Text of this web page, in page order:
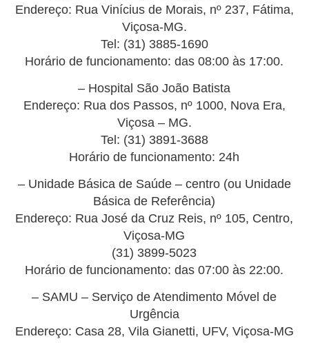
Endereço: Rua Vinícius de Morais, nº 237, Fátima,
Viçosa-MG.
Tel: (31) 3885-1690
Horário de funcionamento: das 08:00 às 17:00.
– Hospital São João Batista
Endereço: Rua dos Passos, nº 1000, Nova Era,
Viçosa – MG.
Tel: (31) 3891-3688
Horário de funcionamento: 24h
– Unidade Básica de Saúde – centro (ou Unidade
Básica de Referência)
Endereço: Rua José da Cruz Reis, nº 105, Centro,
Viçosa-MG
(31) 3899-5023
Horário de funcionamento: das 07:00 às 22:00.
– SAMU – Serviço de Atendimento Móvel de
Urgência
Endereço: Casa 28, Vila Gianetti, UFV, Viçosa-MG